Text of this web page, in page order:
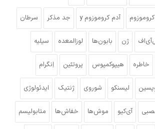
کروموزوم آدم کروموزوم y جد مذکر سرطان
ژن بابون‌ها لوزالمعده سیلیه
خاطره هیپوکمپوس پروتئین اِنگرام
لیسنکو شوروی ژنتیک ایدئولوژی
آی‌کیو موش‌ها خفاش‌ها متابولیسم